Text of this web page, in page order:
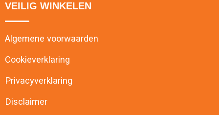
VEILIG WINKELEN
Algemene voorwaarden
Cookieverklaring
Privacyverklaring
Disclaimer